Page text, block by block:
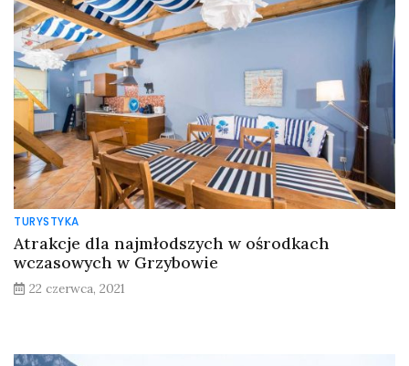
TURYSTYKA
Atrakcje dla najmłodszych w ośrodkach
wczasowych w Grzybowie
22 czerwca, 2021